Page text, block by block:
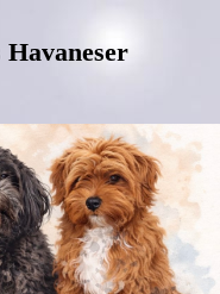
Havaneser